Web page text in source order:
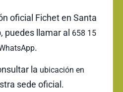
oficial Fichet en Santa
puedes llamar al 658 15
.
la ubicación en
sede oficial.